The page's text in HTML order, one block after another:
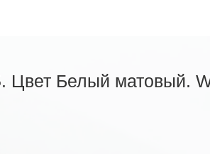
Цвет Белый матовый.